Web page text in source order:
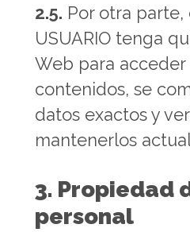
2.5. Por otra
USUARIO tenga
Web para acceder
contenidos, se
datos exactos y
mantenerlos
3. Propiedad
personal